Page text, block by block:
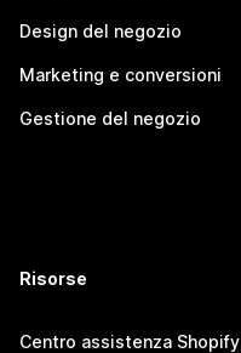
Design del negozio
Marketing e conversioni
Gestione del negozio
Risorse
Centro assistenza Shopify